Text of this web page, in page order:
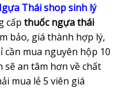
Thái shop sinh lý
cấp thuốc ngựa thái
bảo, giá thành hợp lý,
mua nguyên hộp 10
sẽ an tâm hơn về chất
mua lẻ 5 viên giá